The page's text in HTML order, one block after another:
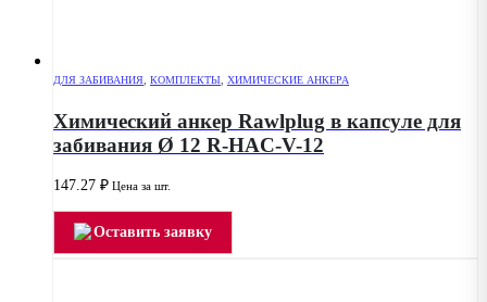
ДЛЯ ЗАБИВАНИЯ КОМПЛЕКТЫ ХИМИЧЕСКИЕ АНКЕРА
Химический анкер Rawlplug в капсуле для
забивания Ø 12 R-HAC-V-12
147.27 ₽ Цена за шт.
Оставить заявку